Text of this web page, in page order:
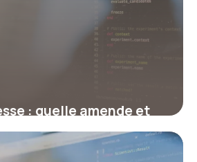
: quelle amende et
selon le
?